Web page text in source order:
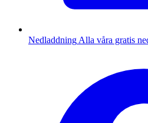
Nedladdning Alla våra gratis